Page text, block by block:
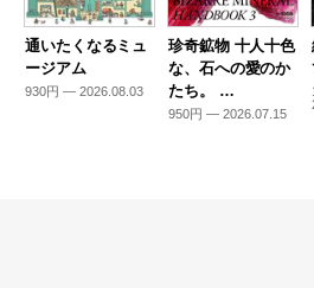
通いたくなるミュ
ージアム
930円 — 2026.08.03
珍奇鉱物 十人十色
な、石への愛のか
たち。 …
950円 — 2026.07.15